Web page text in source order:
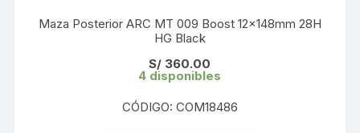
Maza Posterior ARC MT 009 Boost 12x148mm 28H
HG Black
S/ 360.00
4 disponibles
CÓDIGO: COM18486